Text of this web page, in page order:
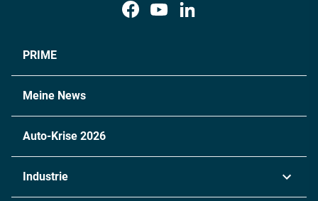
PRIME
Meine News
Auto-Krise 2026
Industrie